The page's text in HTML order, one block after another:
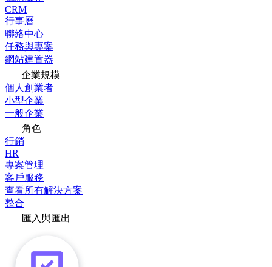
CRM
行事曆
聯絡中心
任務與專案
網站建置器
企業規模
個人創業者
小型企業
一般企業
角色
行銷
HR
專案管理
客戶服務
查看所有解決方案
整合
匯入與匯出